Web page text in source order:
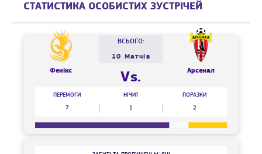
СТАТИСТИКА ОСОБИСТИХ ЗУСТРІЧЕЙ
Фенікс
ВСЬОГО:
10 Матчів
Vs. Арсенал
ПЕРЕМОГИ
7
НІЧИЇ
1
ПОРАЗКИ
2